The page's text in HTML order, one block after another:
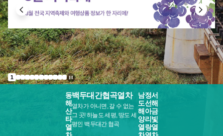
1
동
해
산
타
열
백두대간협곡열차
열차가 아니면, 갈 수 없는
그 곳! 하늘도 세평, 땅도 세
평인 백두대간 협곡
남
도
해
양
열
정
선
아
리
랑
서
해
금
빛
열